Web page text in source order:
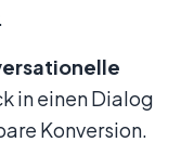
in einen Dialog
Konversion.